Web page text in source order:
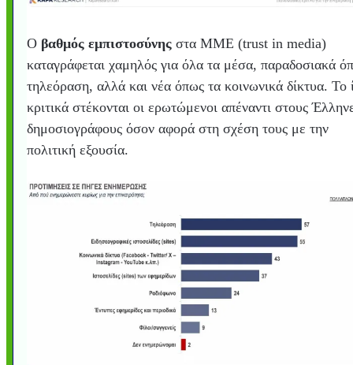
Ο βαθμός εμπιστοσύνης στα ΜΜΕ (trust in media)
καταγράφεται χαμηλός για όλα τα μέσα, παραδοσιακά
τηλεόραση, αλλά και νέα όπως τα κοινωνικά δίκτυα. Το
κριτικά στέκονται οι ερωτώμενοι απέναντι στους
δημοσιογράφους όσον αφορά στη σχέση τους με την
πολιτική εξουσία.